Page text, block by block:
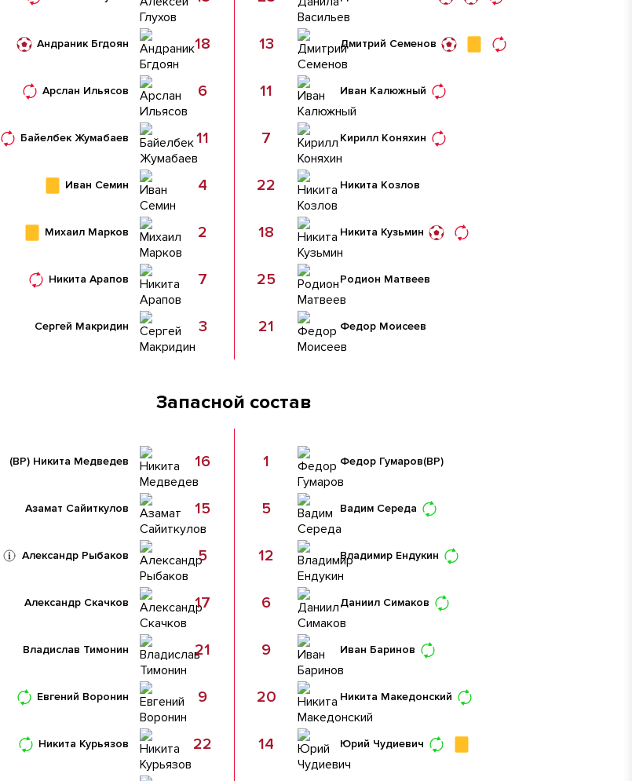
Андраник Бгдоян 18
Арслан Ильясов 6
Байелбек Жумабаев 11
Иван Семин 4
Михаил Марков 2
Никита Арапов 7
Сергей Макридин 3
Дмитрий Семенов
13
Иван Калюжный
11
Кирилл Коняхин
7
Никита Козлов
22
Никита Кузьмин
18
Родион Матвеев
25
Федор Моисеев
21
Запасной состав
Никита Медведев
(ВР) 16
Азамат Сайиткулов 15
Александр Рыбаков 5
Александр Скачков 17
Владислав Тимонин 21
Евгений Воронин 9
Никита Курьязов 22
Федор Гумаров(ВР)
1
Вадим Середа
5
Владимир Ендукин
12
Даниил Симаков
6
Иван Баринов
9
Никита Македонский
20
Юрий Чудиевич
14